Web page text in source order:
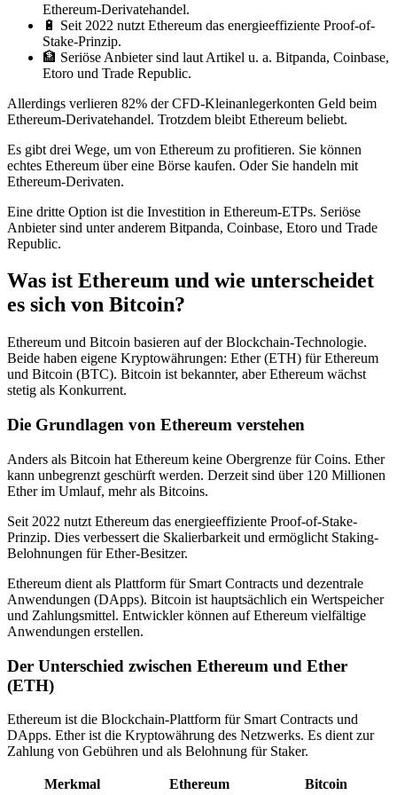
Ethereum-Derivatehandel.
🔋 Seit 2022 nutzt Ethereum das energieeffiziente Proof-of-
Stake-Prinzip.
🏦 Seriöse Anbieter sind laut Artikel u. a. Bitpanda, Coinbase,
Etoro und Trade Republic.
Allerdings verlieren 82% der CFD-Kleinanlegerkonten Geld beim
Ethereum-Derivatehandel. Trotzdem bleibt Ethereum beliebt.
Es gibt drei Wege, um von Ethereum zu profitieren. Sie können
echtes Ethereum über eine Börse kaufen. Oder Sie handeln mit
Ethereum-Derivaten.
Eine dritte Option ist die Investition in Ethereum-ETPs. Seriöse
Anbieter sind unter anderem Bitpanda, Coinbase, Etoro und Trade
Republic.
Was ist Ethereum und wie unterscheidet
es sich von Bitcoin?
Ethereum und Bitcoin basieren auf der Blockchain-Technologie.
Beide haben eigene Kryptowährungen: Ether (ETH) für Ethereum
und Bitcoin (BTC). Bitcoin ist bekannter, aber Ethereum wächst
stetig als Konkurrent.
Die Grundlagen von Ethereum verstehen
Anders als Bitcoin hat Ethereum keine Obergrenze für Coins. Ether
kann unbegrenzt geschürft werden. Derzeit sind über 120 Millionen
Ether im Umlauf, mehr als Bitcoins.
Seit 2022 nutzt Ethereum das energieeffiziente Proof-of-Stake-
Prinzip. Dies verbessert die Skalierbarkeit und ermöglicht Staking-
Belohnungen für Ether-Besitzer.
Ethereum dient als Plattform für Smart Contracts und dezentrale
Anwendungen (DApps). Bitcoin ist hauptsächlich ein Wertspeicher
und Zahlungsmittel. Entwickler können auf Ethereum vielfältige
Anwendungen erstellen.
Der Unterschied zwischen Ethereum und Ether
(ETH)
Ethereum ist die Blockchain-Plattform für Smart Contracts und
DApps. Ether ist die Kryptowährung des Netzwerks. Es dient zur
Zahlung von Gebühren und als Belohnung für Staker.
Merkmal Ethereum
Bitcoin